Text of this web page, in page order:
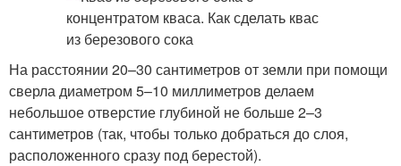
На расстоянии 20–30 сантиметров от земли при помощи
сверла диаметром 5–10 миллиметров делаем
небольшое отверстие глубиной не больше 2–3
сантиметров (так, чтобы только добраться до слоя,
расположенного сразу под берестой).